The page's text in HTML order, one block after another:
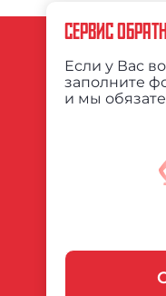
СЕРВИС
Если у Вас
заполните
и мы